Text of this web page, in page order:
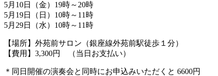
5月10日（金）19時～20時
5月19日（日）10時～11時
5月29日（水）10時～11時
【場所】外苑前サロン（銀座線外苑前駅徒歩１分）
【費用】3,300円 （当日お支払い）
＊同日開催の演奏会と同時にお申込みいただくと 6600円